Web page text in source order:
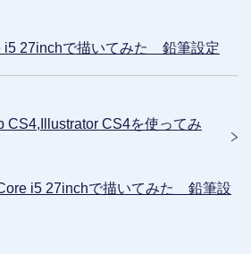
i5 27inchで描いてみた 鉛筆設定
CS4を使ってみ
i5 27inchで描いてみた 鉛筆設